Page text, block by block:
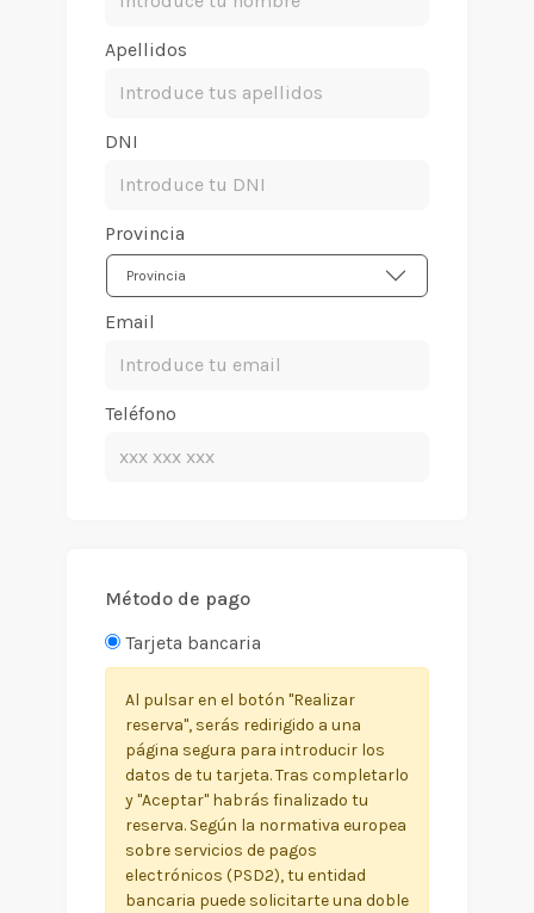
Apellidos
DNI
Provincia
Provincia
Email
Teléfono
Método de pago
Tarjeta bancaria
Al pulsar en el botón "Realizar
reserva", serás redirigido a una
página segura para introducir los
datos de tu tarjeta. Tras completarlo
y "Aceptar" habrás finalizado tu
reserva. Según la normativa europea
sobre servicios de pagos
electrónicos (PSD2), tu entidad
bancaria puede solicitarte una doble